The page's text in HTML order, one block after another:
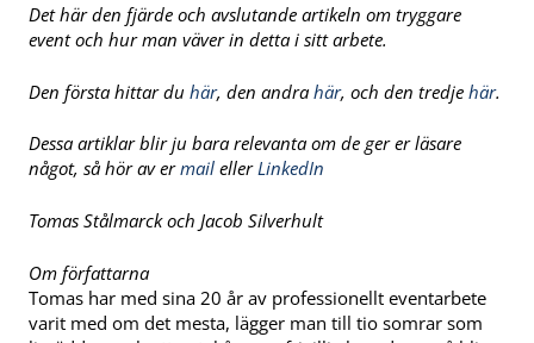
Det här den fjärde och avslutande artikeln om tryggare
event och hur man väver in detta i sitt arbete.
Den första hittar du här, den andra här, och den tredje här.
Dessa artiklar blir ju bara relevanta om de ger er läsare
något, så hör av ermail ellerLinkedIn
Tomas Stålmarck och Jacob Silverhult
Om författarna
Tomas har med sina 20 år av professionellt eventarbete
varit med om det mesta, lägger man till tio somrar som